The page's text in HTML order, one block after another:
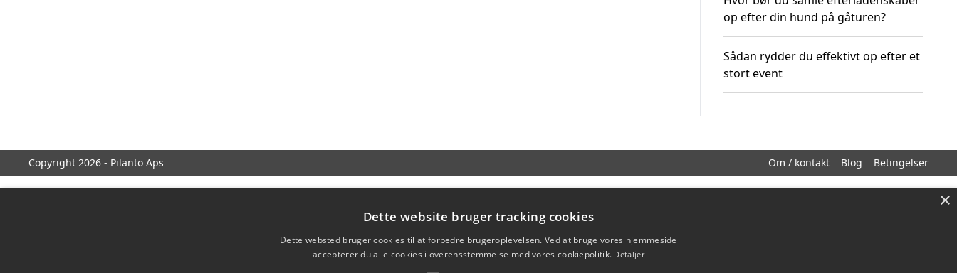
op efter din hund på gåturen?
Sådan rydder du effektivt op efter et
stort event
Copyright 2026 - Pilanto Aps Om / kontakt Blog Betingelser
×
Dette website bruger tracking cookies
Dette websted bruger cookies til at forbedre brugeroplevelsen. Ved at bruge vores hjemmeside
accepterer du alle cookies i overensstemmelse med vores cookiepolitik. Detaljer